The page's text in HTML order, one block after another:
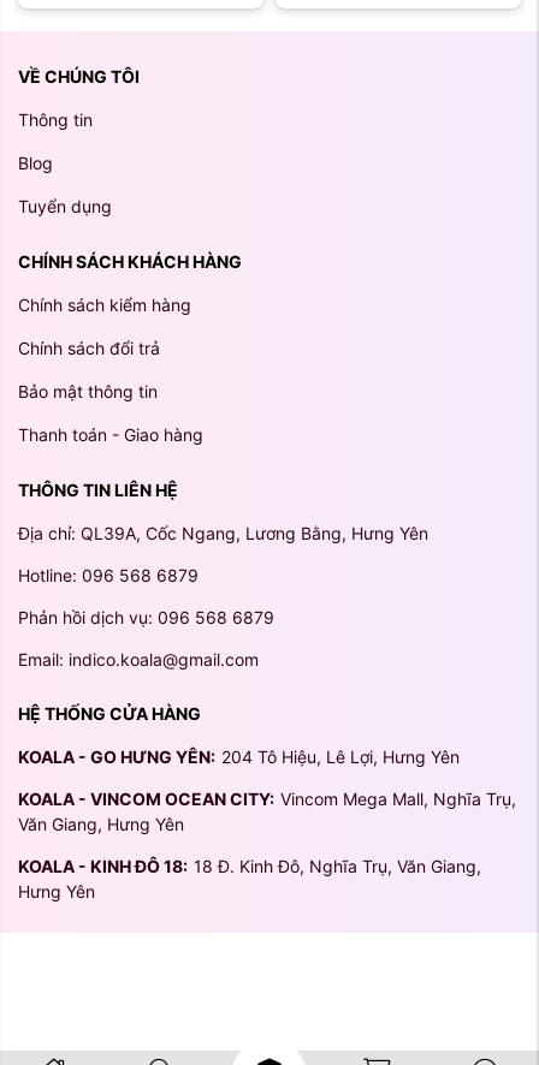
VỀ CHÚNG TÔI
Thông tin
Blog
Tuyển dụng
CHÍNH SÁCH KHÁCH HÀNG
Chính sách kiểm hàng
Chính sách đổi trả
Bảo mật thông tin
Thanh toán - Giao hàng
THÔNG TIN LIÊN HỆ
Địa chỉ: QL39A, Cốc Ngang, Lương Bằng, Hưng Yên
Hotline: 096 568 6879
Phản hồi dịch vụ: 096 568 6879
Email: indico.koala@gmail.com
HỆ THỐNG CỬA HÀNG
KOALA - GO HƯNG YÊN: 204 Tô Hiệu, Lê Lợi, Hưng Yên
KOALA - VINCOM OCEAN CITY: Vincom Mega Mall, Nghĩa Trụ,
Văn Giang, Hưng Yên
KOALA - KINH ĐÔ 18: 18 Đ. Kinh Đô, Nghĩa Trụ, Văn Giang,
Hưng Yên